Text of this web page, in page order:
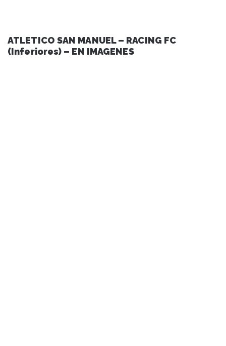
ATLETICO SAN MANUEL – RACING FC
(Inferiores) – EN IMAGENES